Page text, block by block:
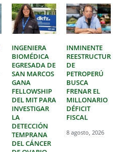
INGENIERA
BIOMÉDICA
EGRESADA DE
SAN MARCOS
GANA
FELLOWSHIP
DEL MIT PARA
INVESTIGAR
LA
DETECCIÓN
TEMPRANA
DEL CÁNCER
INMINENTE
DE
PETROPERÚ
BUSCA
FRENAR EL
MILLONARIO
DÉFICIT
FISCAL
8 agosto, 2026